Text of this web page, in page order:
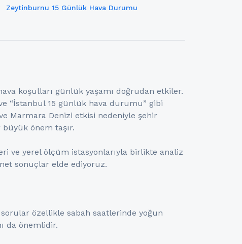
Zeytinburnu 15 Günlük Hava Durumu
koşulları günlük yaşamı doğrudan etkiler.
“İstanbul 15 günlük hava durumu” gibi
Marmara Denizi etkisi nedeniyle şehir
önem taşır.
ve yerel ölçüm istasyonlarıyla birlikte analiz
sonuçlar elde ediyoruz.
sorular özellikle sabah saatlerinde yoğun
da önemlidir.